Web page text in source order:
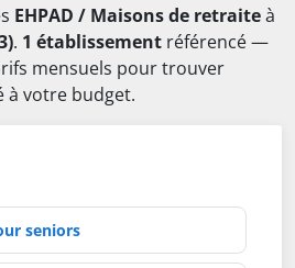
EHPAD / Maisons de retraiteà
. 1 établissement référencé —
mensuels pour trouver
à votre budget.